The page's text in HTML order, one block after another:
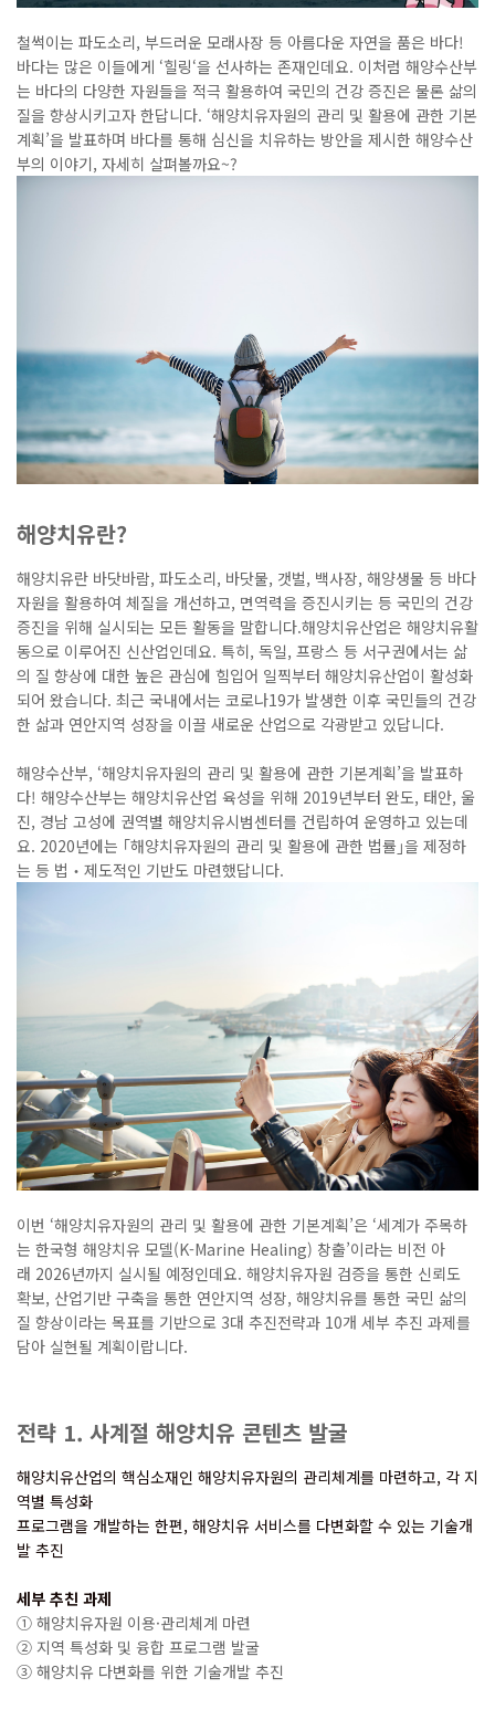
철썩이는 파도소리, 부드러운 모래사장 등 아름다운 자연을 품은 바다!
바다는 많은 이들에게 ‘힐링‘을 선사하는 존재인데요. 이처럼 해양수산부
는 바다의 다양한 자원들을 적극 활용하여 국민의 건강 증진은 물론 삶의
질을 향상시키고자 한답니다. ‘해양치유자원의 관리 및 활용에 관한 기본
계획’을 발표하며 바다를 통해 심신을 치유하는 방안을 제시한 해양수산
부의 이야기, 자세히 살펴볼까요~?
해양치유란?
해양치유란 바닷바람, 파도소리, 바닷물, 갯벌, 백사장, 해양생물 등 바다
자원을 활용하여 체질을 개선하고, 면역력을 증진시키는 등 국민의 건강
증진을 위해 실시되는 모든 활동을 말합니다.해양치유산업은 해양치유활
동으로 이루어진 신산업인데요. 특히, 독일, 프랑스 등 서구권에서는 삶
의 질 향상에 대한 높은 관심에 힘입어 일찍부터 해양치유산업이 활성화
되어 왔습니다. 최근 국내에서는 코로나19가 발생한 이후 국민들의 건강
한 삶과 연안지역 성장을 이끌 새로운 산업으로 각광받고 있답니다.
해양수산부, ‘해양치유자원의 관리 및 활용에 관한 기본계획’을 발표하
다! 해양수산부는 해양치유산업 육성을 위해 2019년부터 완도, 태안, 울
진, 경남 고성에 권역별 해양치유시범센터를 건립하여 운영하고 있는데
요. 2020년에는 ｢해양치유자원의 관리 및 활용에 관한 법률 ｣을 제정하
는 등 법 ‧ 제도적인 기반도 마련했답니다.
이번 ‘해양치유자원의 관리 및 활용에 관한 기본계획’은 ‘세계가 주목하
는 한국형 해양치유 모델(K-Marine Healing) 창출’이라는 비전 아
래 2026년까지 실시될 예정인데요. 해양치유자원 검증을 통한 신뢰도
확보, 산업기반 구축을 통한 연안지역 성장, 해양치유를 통한 국민 삶의
질 향상이라는 목표를 기반으로 3대 추진전략과 10개 세부 추진 과제를
담아 실현될 계획이랍니다.
전략 1. 사계절 해양치유 콘텐츠 발굴
해양치유산업의 핵심소재인 해양치유자원의 관리체계를 마련하고, 각 지
역별 특성화
프로그램을 개발하는 한편, 해양치유 서비스를 다변화할 수 있는 기술개
발 추진
세부 추친 과제
① 해양치유자원 이용·관리체계 마련
② 지역 특성화 및 융합 프로그램 발굴
③ 해양치유 다변화를 위한 기술개발 추진